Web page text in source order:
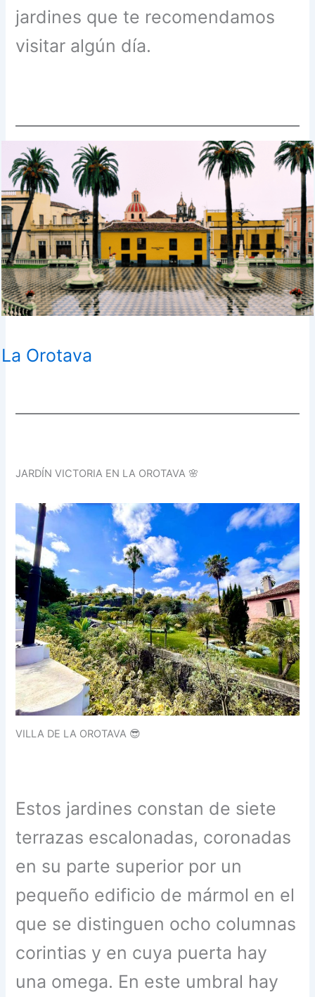
jardines que te recomendamos
visitar algún día.
La Orotava
JARDÍN VICTORIA EN LA OROTAVA 🌸
VILLA DE LA OROTAVA 😎
Estos jardines constan de siete
terrazas escalonadas, coronadas
en su parte superior por un
pequeño edificio de mármol en el
que se distinguen ocho columnas
corintias y en cuya puerta hay
una omega. En este umbral hay